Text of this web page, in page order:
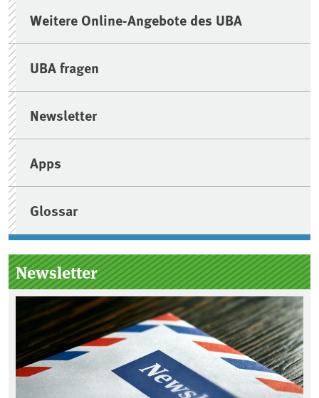
Weitere Online-Angebote des UBA
UBA fragen
Newsletter
Apps
Glossar
Newsletter